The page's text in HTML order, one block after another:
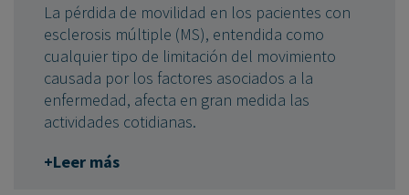
La pérdida de movilidad en los pacientes con
esclerosis múltiple (MS), entendida como
cualquier tipo de limitación del movimiento
causada por los factores asociados a la
enfermedad, afecta en gran medida las
actividades cotidianas.
+Leer más